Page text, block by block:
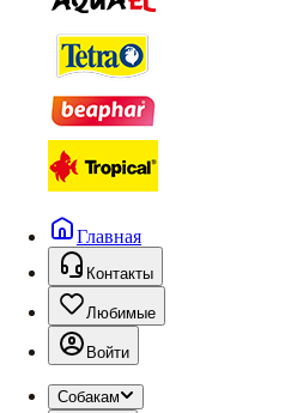
Главная
Контакты
Любимые
Войти
Собакам